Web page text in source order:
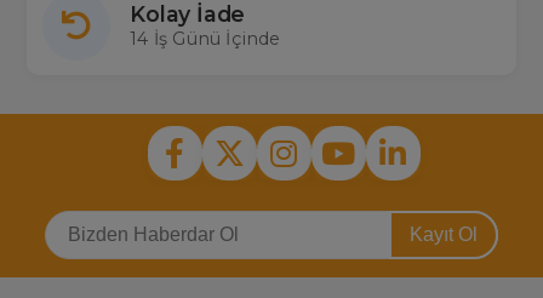
Kolay İade
14 İş Günü İçinde
Kayıt Ol